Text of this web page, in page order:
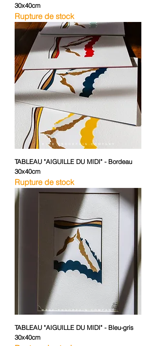
30x40cm
Rupture de stock
TABLEAU "AIGUILLE DU MIDI" - Bordeau
30x40cm
Rupture de stock
TABLEAU "AIGUILLE DU MIDI" - Bleu-gris
30x40cm